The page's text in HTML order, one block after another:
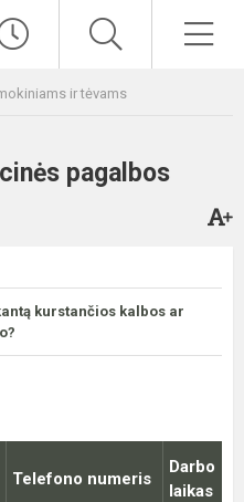
ir tėvams
pagalbos
kurstančios kalbos ar
Telefono numeris
Darbo
laikas